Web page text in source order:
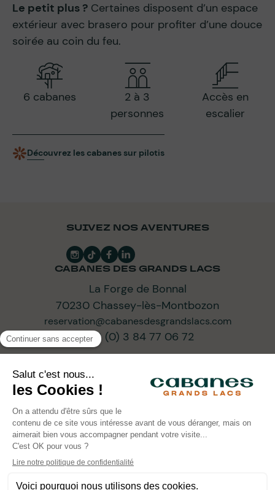
Le petit plus ? Certaines disposent d’un espace
extérieur avec brasero pour profiter d’une douce
soirée au coin du feu.
6 cabanes
2 à 3
personnes
Accès en
escalier
Découvrez les cabanes sur pilotis
SUIVEZ NOS AVENTURES
CABANES DES GRANDS LACS
La Forge de Bonnal
70230 Chassey-lès-Montbozon
reservation@cabanesdesgrandslacs.com
+33 (0) 3 84 77 06 72
ABONNEZ-VOUS À NOTRE NEWSLETTER